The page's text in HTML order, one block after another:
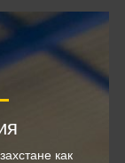
как